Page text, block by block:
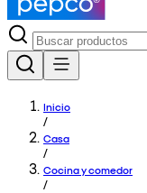
Inicio
/
Casa
/
Cocina y comedor
/